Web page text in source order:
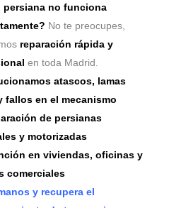
persiana no funciona
No te preocupes,
reparación rápida y
en toda Madrid.
atascos, lamas
fallos en el mecanismo
de persianas
y motorizadas
en viviendas, oficinas y
comerciales
y recupera el